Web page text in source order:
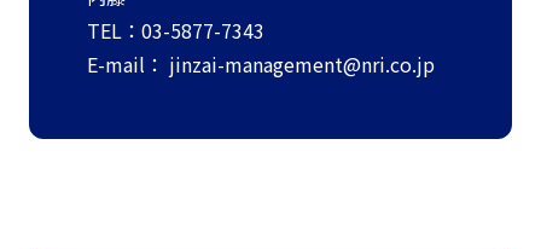
TEL：03-5877-7343
E-mail： jinzai-management@nri.co.jp